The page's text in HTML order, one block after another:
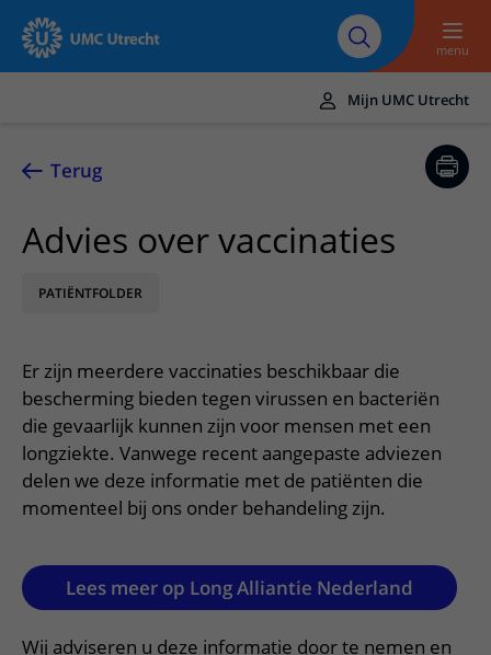
Naar hoofdinhoud
Over UMC
Utrecht
Research
Werken bij het UMC
Utrecht
menu
UMC Utrecht
Zorg en behandeling
Ziekten en aandoeningen
Poliklinieken
Verpleegafdelingen
Onze zorgverleners
Onderzoeken en diagnostiek
Afspraak en opname
Bezoek aan de polikliniek
Opname in het ziekenhuis
Voorbereiding op uw afspraak
Bloedprikken
Bezoektijden
Op bezoek in het UMC Utrecht
Apotheek
Winkels en restaurants
Faciliteiten en voorzieningen
Kwaliteit en veiligheid
Contact en route
Spoed
Contactgegevens
Route naar het ziekenhuis
Wegwijs in het ziekenhuis
Verwijzers
Patiënt verwijzen
Teleconsult aanvragen
Diagnostiek aanvragen
Zorgverlenersportaal
Meer UMC Utrecht
Research
Mijn UMC Utrecht
Terug
Advies over vaccinaties
PATIËNTFOLDER
Er zijn meerdere vaccinaties beschikbaar die
bescherming bieden tegen virussen en bacteriën
die gevaarlijk kunnen zijn voor mensen met een
longziekte. Vanwege recent aangepaste adviezen
delen we deze informatie met de patiënten die
momenteel bij ons onder behandeling zijn.
Lees meer op Long Alliantie Nederland
Wij adviseren u deze informatie door te nemen en